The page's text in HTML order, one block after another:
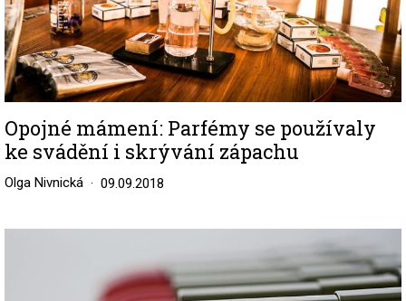
Opojné mámení: Parfémy se používaly
ke svádění i skrývání zápachu
Olga Nivnická 09.09.2018